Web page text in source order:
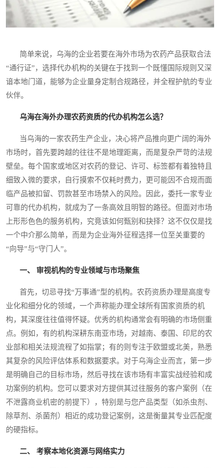
简单来说，乌海的企业若要在海外市场为农药产品获取合法
“通行证”，选择代办机构的关键在于找到一个既懂国际规则又深
谙本地门道，能够为企业量身定制合规路径，并全程护航的专业
伙伴。
乌海在海外办理农药资质的代办机构怎么选？
当乌海的一家农药生产企业，决心将产品推向更广阔的海外
市场时，首先要跨越的往往不是地理距离，而是复杂严苛的法规
壁垒。每个国家或地区对农药的登记、许可、标签都有着独特且
细致入微的要求，自行摸索不仅耗时费力，更可能因不合规而面
临产品被扣留、罚款甚至市场禁入的风险。因此，委托一家专业
可靠的代办机构，就成为了一条高效且明智的路径。但面对市场
上形形色色的服务机构，究竟该如何甄别和抉择？这不仅仅是找
一个中介那么简单，而是为企业海外征程选择一位至关重要的
“向导”与“守门人”。
一、 审视机构的专业领域与市场聚焦
首先，切忌寻找“万事通”型的机构。农药资质办理是高度专
业化和细分化的领域，一个声称能办理全球所有国家资质的机
构，其深度往往值得怀疑。优秀的机构通常会有明确的市场侧重
点。例如，有的机构深耕东南亚市场，对越南、泰国、印尼的农
业部和相关法规流程了如指掌；有的则专注于欧盟或北美，熟悉
其复杂的风险评估体系和数据要求。对于乌海企业而言，第一步
是明确自己的目标市场，然后寻找在该市场有丰富实战经验和成
功案例的机构。您可以要求对方提供其过往服务的客户案例（在
不泄露商业机密的前提下），特别是与您产品类型（如杀虫剂、
除草剂、杀菌剂）相近的成功登记案例，这是衡量其专业匹配度
的硬指标。
二、 考察本地化资源与网络实力